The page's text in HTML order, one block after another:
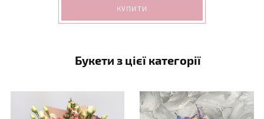
КУПИТИ
Букети з цієї категорії